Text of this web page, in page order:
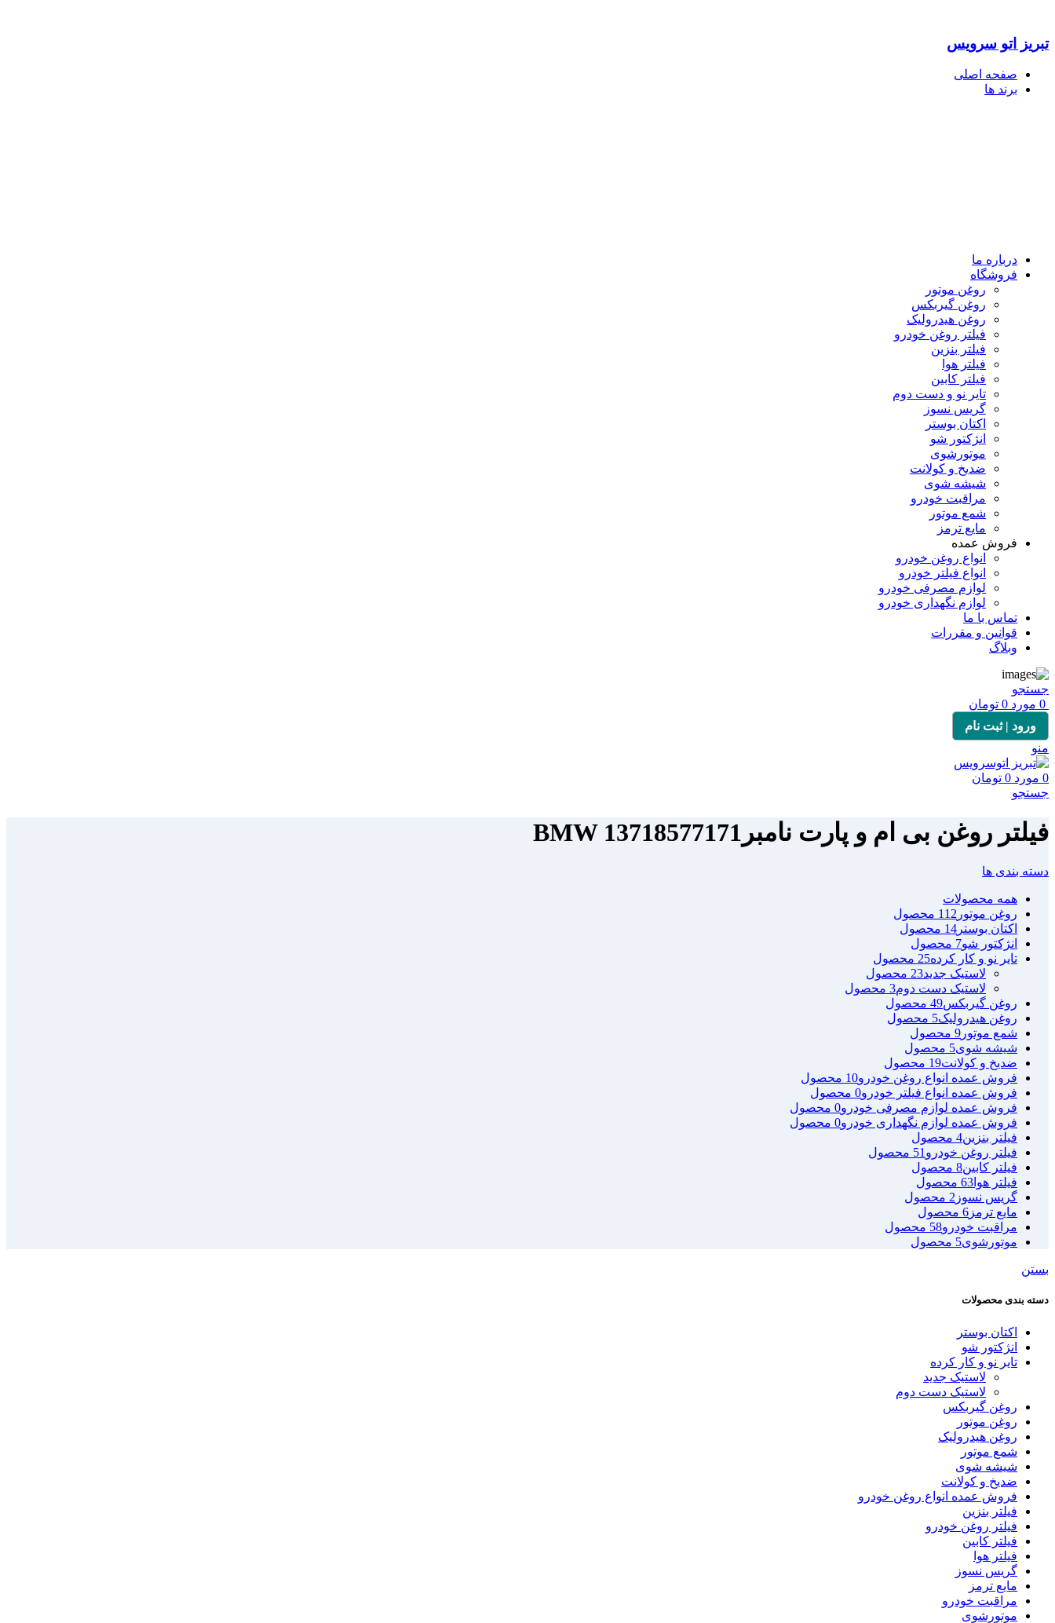
تبریز اتو سرویس
صفحه اصلی
برند ها
درباره ما
فروشگاه
روغن موتور
روغن گیربکس
روغن هیدرولیک
فیلتر روغن خودرو
فیلتر بنزین
فیلتر هوا
فیلتر کابین
تایر نو و دست دوم
گریس نسوز
اکتان بوستر
انژکتور شو
موتورشوی
ضدیخ و کولانت
شیشه شوی
مراقبت خودرو
شمع موتور
مایع ترمز
فروش عمده
انواع روغن خودرو
انواع فیلتر خودرو
لوازم مصرفی خودرو
لوازم نگهداری خودرو
تماس با ما
قوانین و مقررات
وبلاگ
جستجو
0 مورد 0 تومان
ورود | ثبت نام
منو
0 مورد 0 تومان
جستجو
فیلتر روغن بی ام و پارت نامبرBMW 13718577171
دسته بندی ها
همه محصولات
روغن موتور 112 محصول
اکتان بوستر 14 محصول
انژکتور شو7 محصول
تایر نو و کار کرده25 محصول
لاستیک جدید23 محصول
لاستیک دست دوم3 محصول
روغن گیربکس49 محصول
روغن هیدرولیک5 محصول
شمع موتور 9 محصول
شیشه شوی5 محصول
ضدیخ و کولانت19 محصول
فروش عمده انواع روغن خودرو10 محصول
فروش عمده انواع فیلتر خودرو0 محصول
فروش عمده لوازم مصرفی خودرو0 محصول
فروش عمده لوازم نگهداری خودرو0 محصول
فیلتر بنزین4 محصول
فیلتر روغن خودرو 51 محصول
فیلتر کابین8 محصول
فیلتر هوا 63 محصول
گریس نسوز 2 محصول
مایع ترمز 6 محصول
مراقبت خودرو58 محصول
موتورشوی5 محصول
بستن
دسته بندی محصولات
اکتان بوستر
انژکتور شو
تایر نو و کار کرده
لاستیک جدید
لاستیک دست دوم
روغن گیربکس
روغن موتور
روغن هیدرولیک
شمع موتور
شیشه شوی
ضدیخ و کولانت
فروش عمده انواع روغن خودرو
فیلتر بنزین
فیلتر روغن خودرو
فیلتر کابین
فیلتر هوا
گریس نسوز
مایع ترمز
مراقبت خودرو
موتورشوی